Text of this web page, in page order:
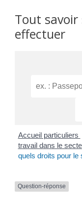
Tout savoir
effectuer
Accueil particuliers
travail dans le
quels droits pour le
Question-réponse